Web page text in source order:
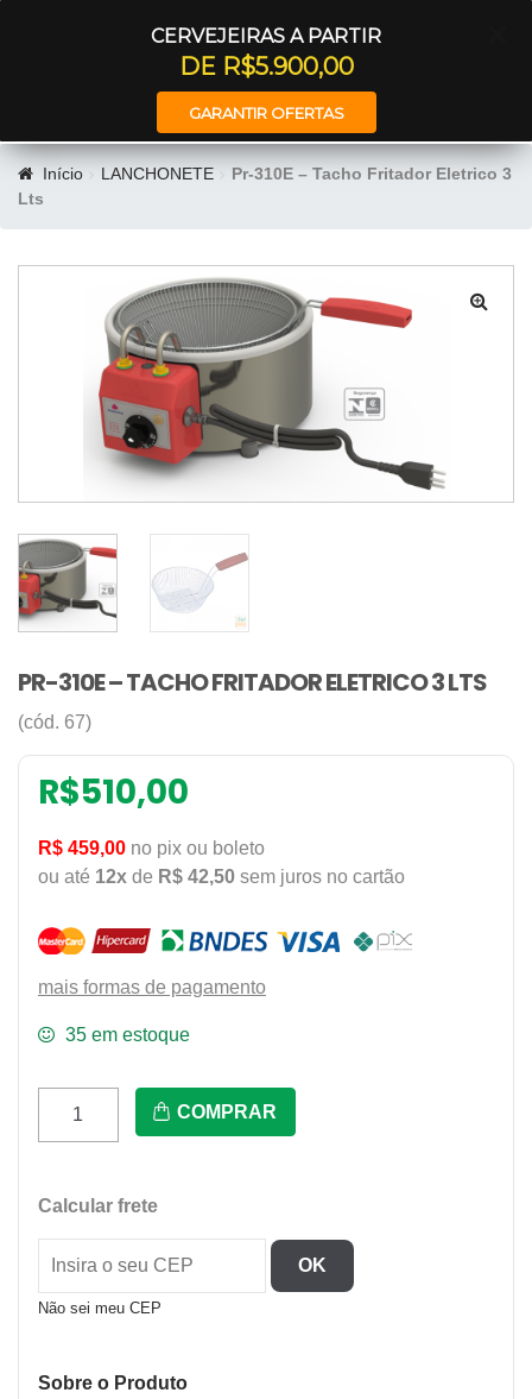
CERVEJEIRAS A PARTIR
DE R$5.900,00
GARANTIR OFERTAS
Início LANCHONETE
Pr-310E – Tacho Fritador Eletrico 3
Lts
PR-310E – TACHO FRITADOR ELETRICO 3 LTS
(cód. 67)
R$510,00
R$ 459,00 no pix ou boleto
ou até 12x de R$ 42,50 sem juros no cartão
mais formas de pagamento
35 em estoque
Fritador
Eletrico
Lts
COMPRAR
Calcular frete
OK
Não sei meu CEP
Sobre o Produto